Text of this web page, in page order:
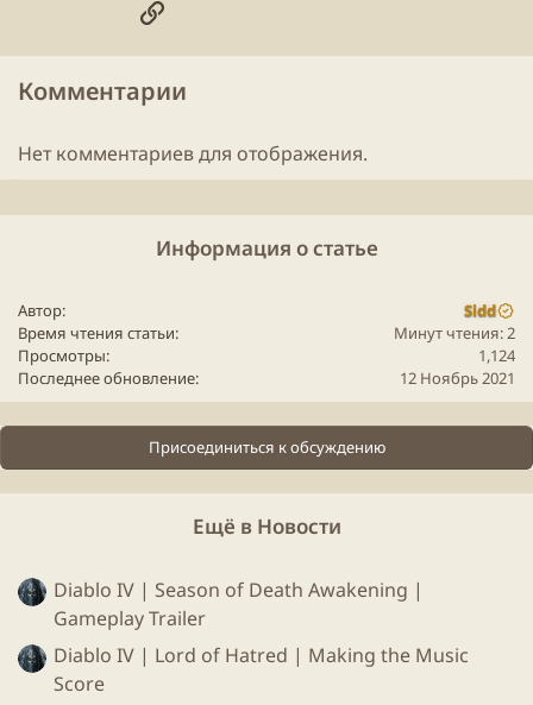
ожидает, что
новым катализатором роста ее бизнеса за счет
привлечения новых игроков и получения
комиссионных от управления обменом
представляет собой уникальный актив, такой как
произведение искусства, цифровой контент или медиа. Их
нельзя воспроизводить, изменять или подделывать, тем
цифровым активом.
Кто уже высказался за крипту в играх:
Подумайте сами, если никакущая Mir4 собирает по
100 тысяч онлайна в стиме чисто за счет крипты, то
что будет с нормальными играми?
Ссылка
Комментарии
Нет комментариев для отображения.
Информация о статье
Автор
Sidd
Время чтения статьи
Минут чтения: 2
Просмотры
1,124
Последнее обновление
12 Ноябрь 2021
Присоединиться к обсуждению
Ещё в Новости
Diablo IV | Season of Death Awakening |
Gameplay Trailer
Diablo IV | Lord of Hatred | Making the Music
Score